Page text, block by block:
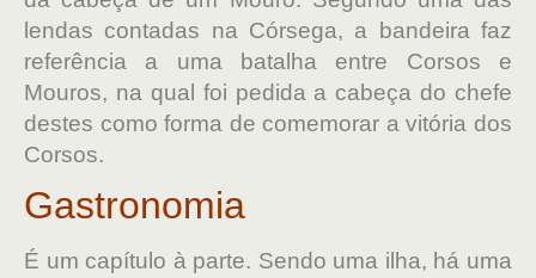
lendas contadas na Córsega, a bandeira faz
referência a uma batalha entre Corsos e
Mouros, na qual foi pedida a cabeça do chefe
destes como forma de comemorar a vitória dos
Corsos.
Gastronomia
É um capítulo à parte. Sendo uma ilha, há uma